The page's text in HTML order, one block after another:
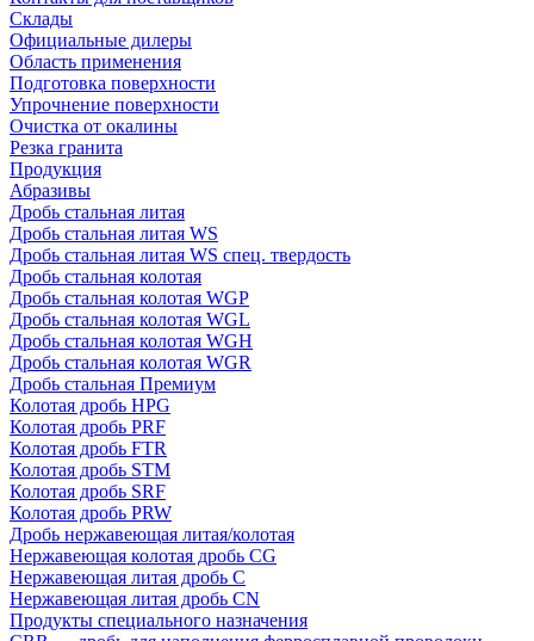
Склады
Официальные дилеры
Область применения
Подготовка поверхности
Упрочнение поверхности
Очистка от окалины
Резка гранита
Продукция
Абразивы
Дробь стальная литая
Дробь стальная литая WS
Дробь стальная литая WS спец. твердость
Дробь стальная колотая
Дробь стальная колотая WGP
Дробь стальная колотая WGL
Дробь стальная колотая WGH
Дробь стальная колотая WGR
Дробь стальная Премиум
Колотая дробь HPG
Колотая дробь PRF
Колотая дробь FTR
Колотая дробь STM
Колотая дробь SRF
Колотая дробь PRW
Дробь нержавеющая литая/колотая
Нержавеющая колотая дробь CG
Нержавеющая литая дробь C
Нержавеющая литая дробь CN
Продукты специального назначения